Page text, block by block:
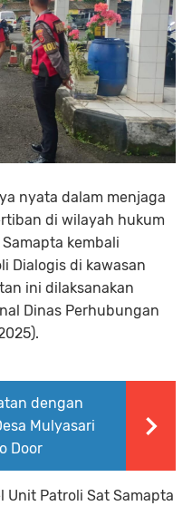
nyata dalam menjaga
di wilayah hukum
kembali
Dialogis di kawasan
ini dilaksanakan
Dinas Perhubungan
dengan
Mulyasari
Door
Unit Patroli Sat Samapta